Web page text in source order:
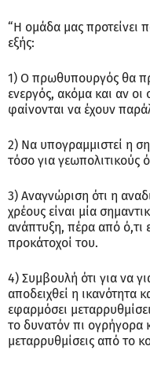
“Η ομάδα μας προτείνει
εξής:
1) Ο πρωθυπουργός θα
ενεργός, ακόμα και αν οι
φαίνονται να έχουν
2) Να υπογραμμιστεί η
τόσο για γεωπολιτικούς
3) Αναγνώριση ότι η
χρέους είναι μία
ανάπτυξη, πέρα από ό,τι
προκάτοχοί του.
4) Συμβουλή ότι για να
αποδειχθεί η ικανότητα
εφαρμόσει
το δυνατόν πι ογρήγορα
μεταρρυθμίσεις από το